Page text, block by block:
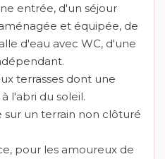
entrée, d'un séjour
et équipée, de
d'eau avec WC, d'une
terrasses dont une
l'abri du soleil.
un terrain non clôturé
pour les amoureux de